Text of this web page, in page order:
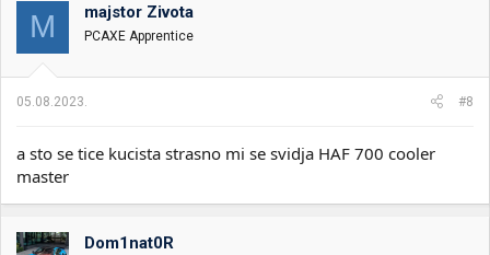
M majstor Zivota
PCAXE Apprentice
05.08.2023. #8
a sto se tice kucista strasno mi se svidja HAF 700 cooler
master
Dom1nat0R